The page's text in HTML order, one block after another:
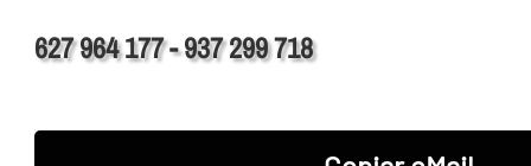
627 964 177 - 937 299 718